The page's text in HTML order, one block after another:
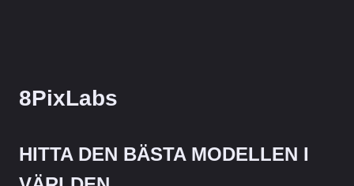
8PixLabs
HITTA DEN BÄSTA MODELLEN I